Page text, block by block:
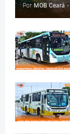
Por MOB Ceará -